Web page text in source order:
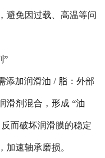
避免因过载、高温等问
”
加润滑油 / 脂：外部
滑剂混合，形成 “油
而破坏润滑膜的稳定
加速轴承磨损。